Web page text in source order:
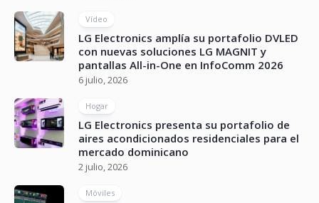
Vídeo
LG Electronics amplía su portafolio DVLED
con nuevas soluciones LG MAGNIT y
pantallas All-in-One en InfoComm 2026
6 julio, 2026
Hogar
LG Electronics presenta su portafolio de
aires acondicionados residenciales para el
mercado dominicano
2 julio, 2026
Móviles